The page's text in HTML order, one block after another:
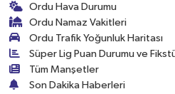
Ordu Hava Durumu
Ordu Namaz Vakitleri
Ordu Trafik Yoğunluk Haritası
Süper Lig Puan Durumu ve
Tüm Manşetler
Son Dakika Haberleri